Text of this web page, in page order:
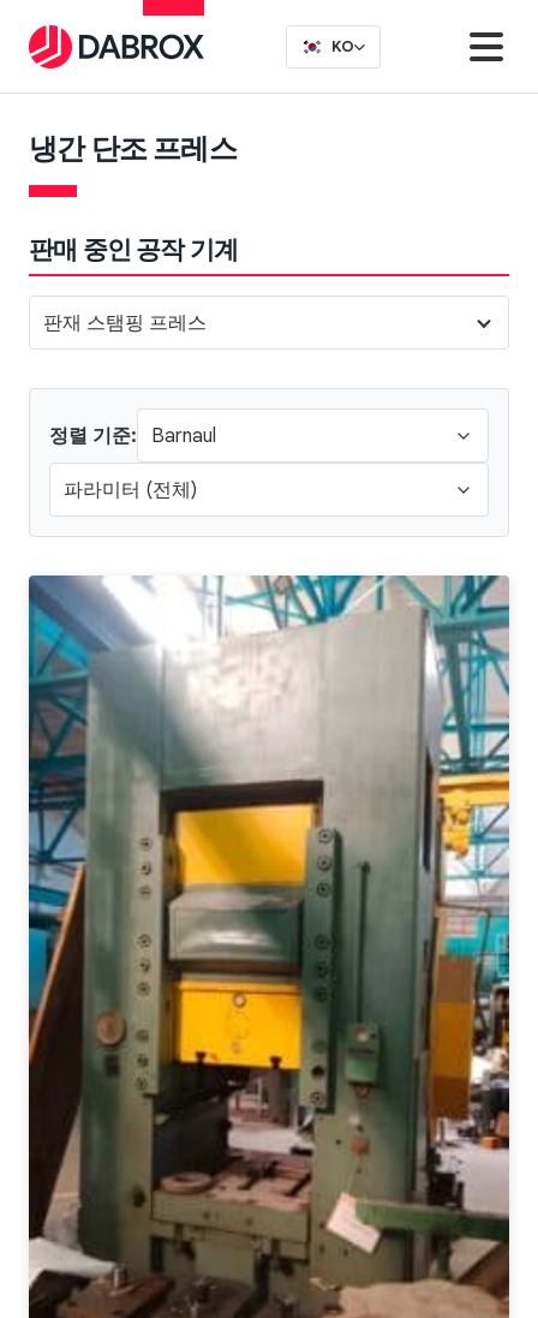
냉간 단조 프레스
판매 중인 공작 기계
판재 스탬핑 프레스
정렬 기준: